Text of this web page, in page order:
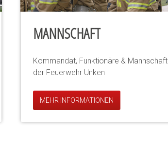
MANNSCHAFT
Kommandat, Funktionäre & Mannschaft
der Feuerwehr Unken
MEHR INFORMATIONEN